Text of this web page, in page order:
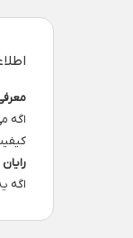
اگه
رایان
اگه